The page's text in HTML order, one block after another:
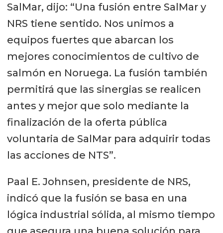
SalMar, dijo: “Una fusión entre SalMar y
NRS tiene sentido. Nos unimos a
equipos fuertes que abarcan los
mejores conocimientos de cultivo de
salmón en Noruega. La fusión también
permitirá que las sinergias se realicen
antes y mejor que solo mediante la
finalización de la oferta pública
voluntaria de SalMar para adquirir todas
las acciones de NTS”.
Paal E. Johnsen, presidente de NRS,
indicó que la fusión se basa en una
lógica industrial sólida, al mismo tiempo